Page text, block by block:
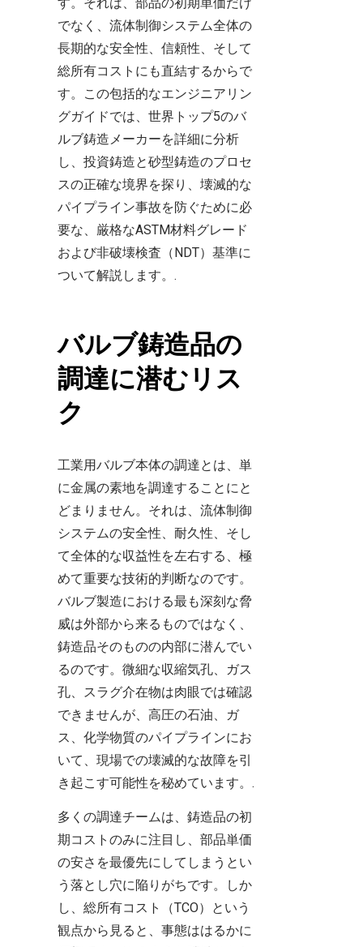
でなく、流体制御システム全体の
長期的な安全性、信頼性、そして
総所有コストにも直結するからで
す。この包括的なエンジニアリン
グガイドでは、世界トップ5のバ
ルブ鋳造メーカーを詳細に分析
し、投資鋳造と砂型鋳造のプロセ
スの正確な境界を探り、壊滅的な
パイプライン事故を防ぐために必
要な、厳格なASTM材料グレード
および非破壊検査（NDT）基準に
ついて解説します。.
バルブ鋳造品の
調達に潜むリス
ク
工業用バルブ本体の調達とは、単
に金属の素地を調達することにと
どまりません。それは、流体制御
システムの安全性、耐久性、そし
て全体的な収益性を左右する、極
めて重要な技術的判断なのです。
バルブ製造における最も深刻な脅
威は外部から来るものではなく、
鋳造品そのものの内部に潜んでい
るのです。微細な収縮気孔、ガス
孔、スラグ介在物は肉眼では確認
できませんが、高圧の石油、ガ
ス、化学物質のパイプラインにお
いて、現場での壊滅的な故障を引
き起こす可能性を秘めています。.
多くの調達チームは、鋳造品の初
期コストのみに注目し、部品単価
の安さを最優先にしてしまうとい
う落とし穴に陥りがちです。しか
し、総所有コスト（TCO）という
観点から見ると、事態ははるかに